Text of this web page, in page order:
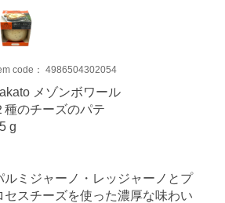
code： 4986504302054
メゾンボワール
種のチーズのパテ
g
ルミジャーノ・レッジャーノとプ
セスチーズを使った濃厚な味わい